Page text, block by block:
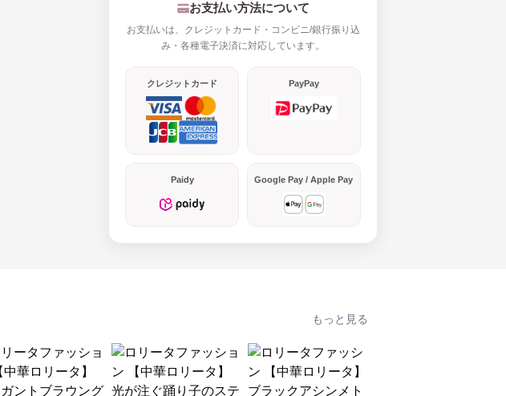
お支払い方法について
お支払いは、クレジットカード・コンビニ/銀行振り込
み・各種電子決済に対応しています。
クレジットカード PayPay
Paidy Google Pay / Apple Pay
もっと見る